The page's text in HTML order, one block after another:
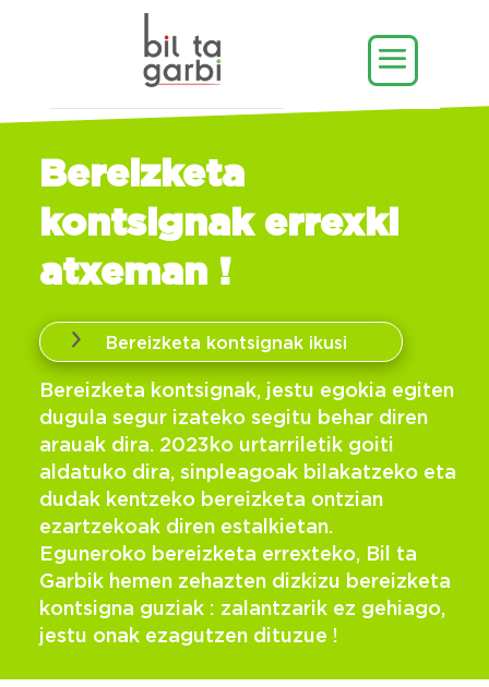
Bereizketa
kontsignak errexki
atxeman !
Bereizketa kontsignak ikusi
Bereizketa kontsignak, jestu egokia egiten
dugula segur izateko segitu behar diren
arauak dira. 2023ko urtarriletik goiti
aldatuko dira, sinpleagoak bilakatzeko eta
dudak kentzeko bereizketa ontzian
ezartzekoak diren estalkietan.
Eguneroko bereizketa errexteko, Bil ta
Garbik hemen zehazten dizkizu bereizketa
kontsigna guziak : zalantzarik ez gehiago,
jestu onak ezagutzen dituzue !